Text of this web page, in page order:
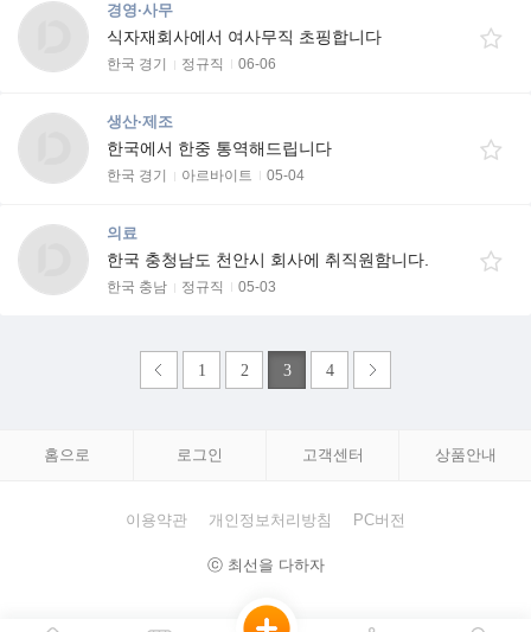
경영·사무
식자재회사에서 여사무직 초핑합니다
한국 경기 정규직 06-06
생산·제조
한국에서 한중 통역해드립니다
한국 경기 아르바이트 05-04
의료
한국 충청남도 천안시 회사에 취직원함니다.
한국 충남 정규직 05-03
1 2 3 4
홈으로 로그인 고객센터 상품안내
이용약관 개인정보처리방침 PC버전
ⓒ 최선을 다하자